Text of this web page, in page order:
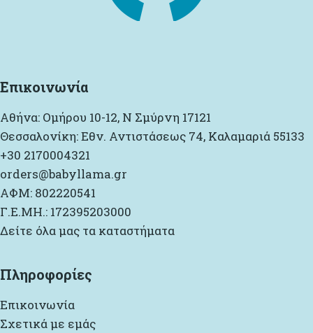
Επικοινωνία
Αθήνα: Ομήρου 10-12, Ν Σμύρνη 17121
Θεσσαλονίκη: Εθν. Αντιστάσεως 74, Καλαμαριά 55133
+30 2170004321
orders@babyllama.gr
ΑΦΜ: 802220541
Γ.Ε.ΜΗ.: 172395203000
Δείτε όλα μας τα καταστήματα
Πληροφορίες
Επικοινωνία
Σχετικά με εμάς